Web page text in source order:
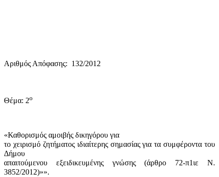
Αριθμός Απόφασης: 132/2012
Θέμα: 2ο
«Καθορισμός αμοιβής δικηγόρου για
το χειρισμό ζητήματος ιδιαίτερης σημασίας για τα συμφέροντα του
Δήμου
απαιτούμενου εξειδικευμένης γνώσης (άρθρο 72-π1ιε Ν.
3852/2012)»».